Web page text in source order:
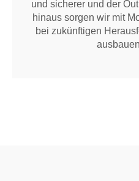
und sicherer und der
hinaus sorgen wir mit
bei zukünftigen